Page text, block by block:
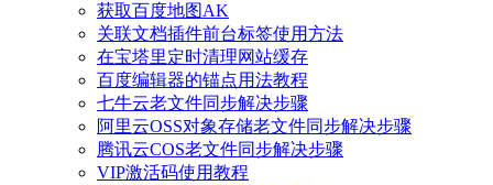
获取百度地图AK
关联文档插件前台标签使用方法
在宝塔里定时清理网站缓存
百度编辑器的锚点用法教程
七牛云老文件同步解决步骤
阿里云OSS对象存储老文件同步解决步骤
腾讯云COS老文件同步解决步骤
VIP激活码使用教程